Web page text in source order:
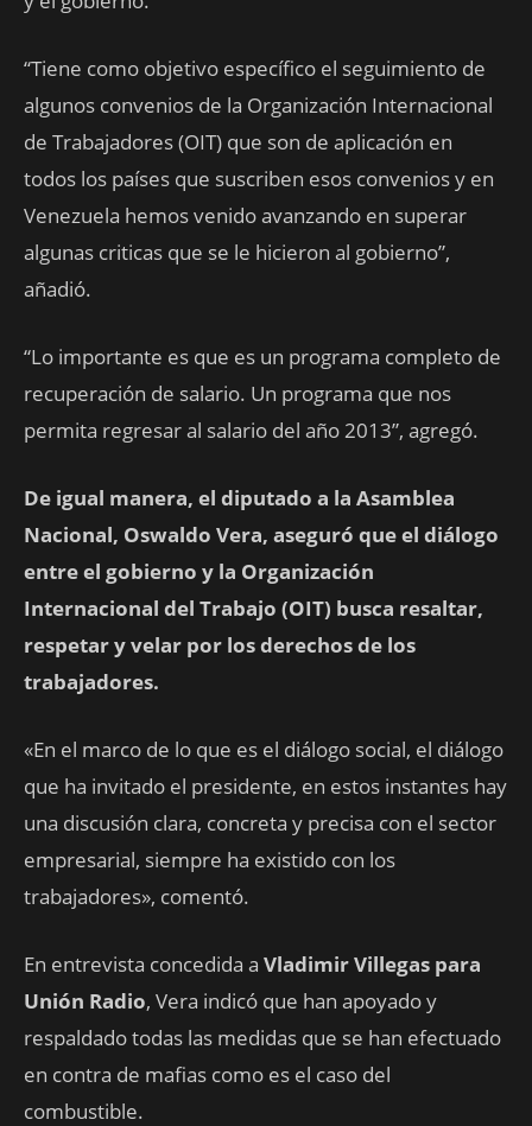
“Tiene como objetivo específico el seguimiento de
algunos convenios de la Organización Internacional
de Trabajadores (OIT) que son de aplicación en
todos los países que suscriben esos convenios y en
Venezuela hemos venido avanzando en superar
algunas criticas que se le hicieron al gobierno”,
añadió.
“Lo importante es que es un programa completo de
recuperación de salario. Un programa que nos
permita regresar al salario del año 2013”, agregó.
De igual manera, el diputado a la Asamblea
Nacional, Oswaldo Vera, aseguró que el diálogo
entre el gobierno y la Organización
Internacional del Trabajo (OIT) busca resaltar,
respetar y velar por los derechos de los
trabajadores.
«En el marco de lo que es el diálogo social, el diálogo
que ha invitado el presidente, en estos instantes hay
una discusión clara, concreta y precisa con el sector
empresarial, siempre ha existido con los
trabajadores», comentó.
En entrevista concedida a Vladimir Villegas para
Unión Radio, Vera indicó que han apoyado y
respaldado todas las medidas que se han efectuado
en contra de mafias como es el caso del
combustible.